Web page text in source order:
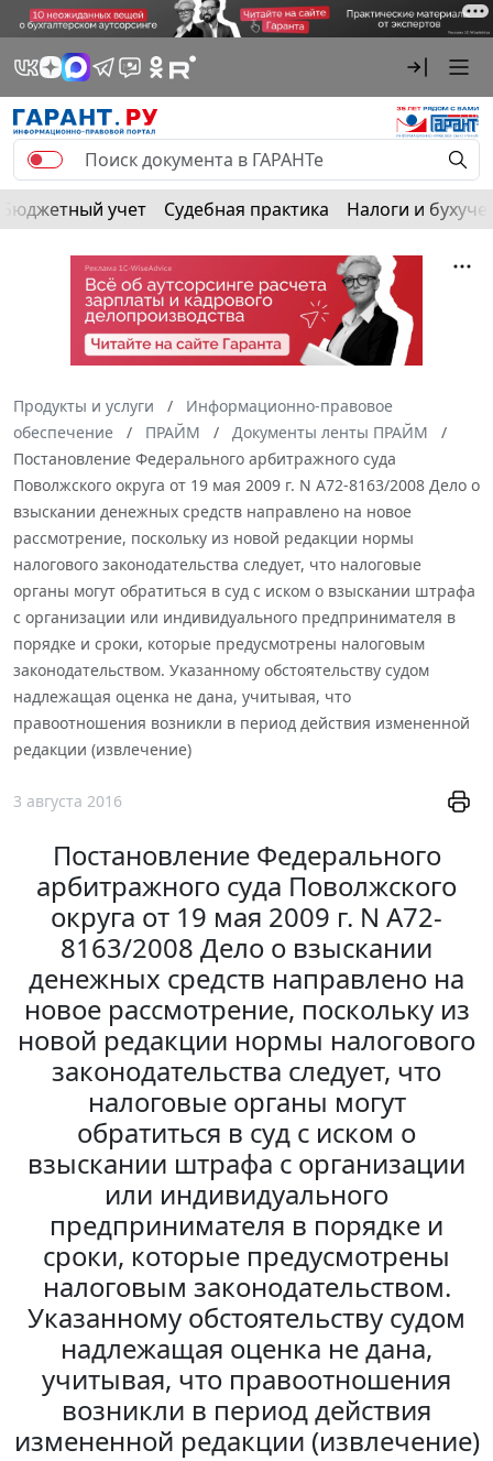
Бюджетный учет Судебная практика Налоги и
Продукты и услуги
Информационно-правовое
обеспечение
ПРАЙМ
Документы ленты ПРАЙМ
Постановление Федерального арбитражного суда
Поволжского округа от 19 мая 2009 г. N А72-8163/2008 Дело о
взыскании денежных средств направлено на новое
рассмотрение, поскольку из новой редакции нормы
налогового законодательства следует, что налоговые
органы могут обратиться в суд с иском о взыскании штрафа
с организации или индивидуального предпринимателя в
порядке и сроки, которые предусмотрены налоговым
законодательством. Указанному обстоятельству судом
надлежащая оценка не дана, учитывая, что
правоотношения возникли в период действия измененной
редакции (извлечение)
3 августа 2016
Постановление Федерального
арбитражного суда Поволжского
округа от 19 мая 2009 г. N А72-
8163/2008 Дело о взыскании
денежных средств направлено на
новое рассмотрение, поскольку из
новой редакции нормы налогового
законодательства следует, что
налоговые органы могут
обратиться в суд с иском о
взыскании штрафа с организации
или индивидуального
предпринимателя в порядке и
сроки, которые предусмотрены
налоговым законодательством.
Указанному обстоятельству судом
надлежащая оценка не дана,
учитывая, что правоотношения
возникли в период действия
измененной редакции (извлечение)